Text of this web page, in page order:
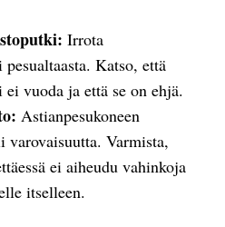
Irrota
Katso, että
vuoda ja että se on ehjä.
Astianpesukoneen
varovaisuutta. Varmista,
ei aiheudu vahinkoja
itselleen.